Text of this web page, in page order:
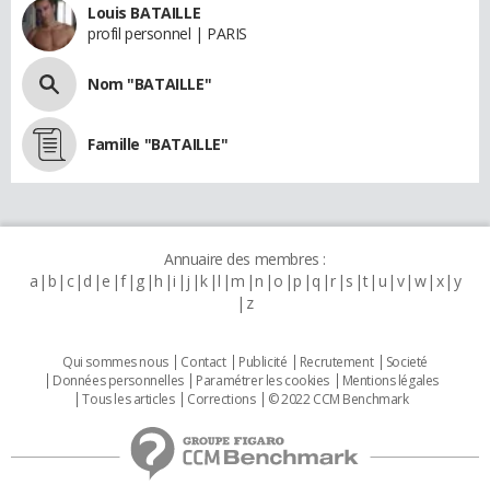
Louis BATAILLE
profil personnel | PARIS
Nom "BATAILLE"
Famille "BATAILLE"
Annuaire des membres :
a b c d e f g h i j k l m n o p q r s t u v w x y
z
Qui sommes nous Contact Publicité Recrutement
Societé
Données personnelles
Paramétrer les cookies
Mentions légales
Tous les articles
Corrections © 2022 CCM Benchmark